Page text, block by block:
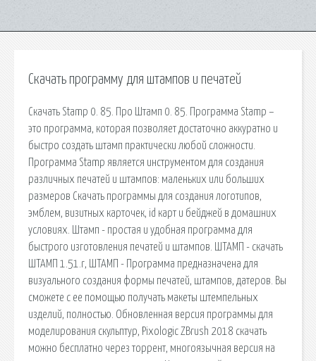
Скачать программу для штампов и печатей
Скачать Stamp 0. 85. Про Штамп 0. 85. Программа Stamp –
это программа, которая позволяет достаточно аккуратно и
быстро создать штамп практически любой сложности.
Программа Stamp является инструментом для создания
различных печатей и штампов: маленьких или больших
размеров Скачать программы для создания логотипов,
эмблем, визитных карточек, id карт и бейджей в домашних
условиях. Штамп - простая и удобная программа для
быстрого изготовления печатей и штампов. ШТАМП - скачать
ШТАМП 1.51.r, ШТАМП - Программа предназначена для
визуального создания формы печатей, штампов, датеров. Вы
сможете с ее помощью получать макеты штемпельных
изделий, полностью. Обновленная версия программы для
моделирования скульптур, Pixologic ZBrush 2018 скачать
можно бесплатно через торрент, многоязычная версия на